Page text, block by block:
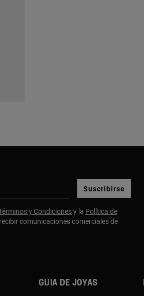
Suscribirse
y Condicionesy la Política de
comunicaciones comerciales de
Guia de joyas